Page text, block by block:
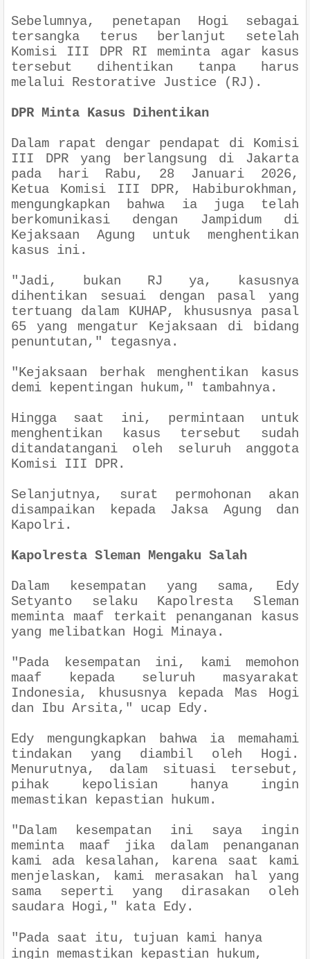
Sebelumnya, penetapan Hogi sebagai
tersangka terus berlanjut setelah
Komisi III DPR RI meminta agar kasus
tersebut dihentikan tanpa harus
melalui Restorative Justice (RJ).
DPR Minta Kasus Dihentikan
Dalam rapat dengar pendapat di Komisi
III DPR yang berlangsung di Jakarta
pada hari Rabu, 28 Januari 2026,
Ketua Komisi III DPR, Habiburokhman,
mengungkapkan bahwa ia juga telah
berkomunikasi dengan Jampidum di
Kejaksaan Agung untuk menghentikan
kasus ini.
"Jadi, bukan RJ ya, kasusnya
dihentikan sesuai dengan pasal yang
tertuang dalam KUHAP, khususnya pasal
65 yang mengatur Kejaksaan di bidang
penuntutan," tegasnya.
"Kejaksaan berhak menghentikan kasus
demi kepentingan hukum," tambahnya.
Hingga saat ini, permintaan untuk
menghentikan kasus tersebut sudah
ditandatangani oleh seluruh anggota
Komisi III DPR.
Selanjutnya, surat permohonan akan
disampaikan kepada Jaksa Agung dan
Kapolri.
Kapolresta Sleman Mengaku Salah
Dalam kesempatan yang sama, Edy
Setyanto selaku Kapolresta Sleman
meminta maaf terkait penanganan kasus
yang melibatkan Hogi Minaya.
"Pada kesempatan ini, kami memohon
maaf kepada seluruh masyarakat
Indonesia, khususnya kepada Mas Hogi
dan Ibu Arsita," ucap Edy.
Edy mengungkapkan bahwa ia memahami
tindakan yang diambil oleh Hogi.
Menurutnya, dalam situasi tersebut,
pihak kepolisian hanya ingin
memastikan kepastian hukum.
"Dalam kesempatan ini saya ingin
meminta maaf jika dalam penanganan
kami ada kesalahan, karena saat kami
menjelaskan, kami merasakan hal yang
sama seperti yang dirasakan oleh
saudara Hogi," kata Edy.
"Pada saat itu, tujuan kami hanya
ingin memastikan kepastian hukum,